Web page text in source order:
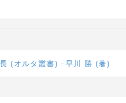
(オルタ叢書) –早川 勝 (著)